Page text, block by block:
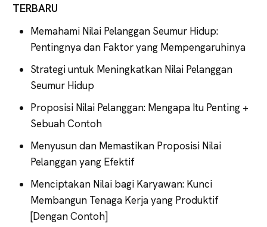
TERBARU
Memahami Nilai Pelanggan Seumur Hidup:
Pentingnya dan Faktor yang Mempengaruhinya
Strategi untuk Meningkatkan Nilai Pelanggan
Seumur Hidup
Proposisi Nilai Pelanggan: Mengapa Itu Penting +
Sebuah Contoh
Menyusun dan Memastikan Proposisi Nilai
Pelanggan yang Efektif
Menciptakan Nilai bagi Karyawan: Kunci
Membangun Tenaga Kerja yang Produktif
[Dengan Contoh]